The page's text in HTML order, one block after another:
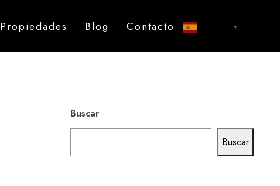
Propiedades Blog Contacto ▼
Buscar
Buscar